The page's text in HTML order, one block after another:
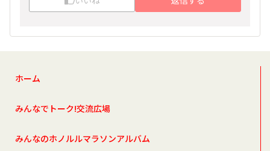
ホーム
みんなでトーク!交流広場
みんなのホノルルマラソンアルバム